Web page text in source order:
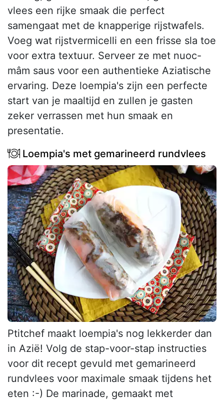
vlees een rijke smaak die perfect
samengaat met de knapperige rijstwafels.
Voeg wat rijstvermicelli en een frisse sla toe
voor extra textuur. Serveer ze met nuoc-
mâm saus voor een authentieke Aziatische
ervaring. Deze loempia's zijn een perfecte
start van je maaltijd en zullen je gasten
zeker verrassen met hun smaak en
presentatie.
Loempia's met gemarineerd rundvlees
Ptitchef maakt loempia's nog lekkerder dan
in Azië! Volg de stap-voor-stap instructies
voor dit recept gevuld met gemarineerd
rundvlees voor maximale smaak tijdens het
eten :-) De marinade, gemaakt met